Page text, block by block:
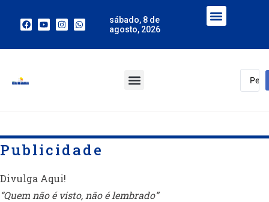
sábado, 8 de
agosto, 2026
Publicidade
Divulga Aqui!
“Quem não é visto, não é lembrado”